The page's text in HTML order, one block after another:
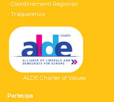
- Coordinamenti Regionali
- Trasparenza
ALDE Charter of Values
Partecipa